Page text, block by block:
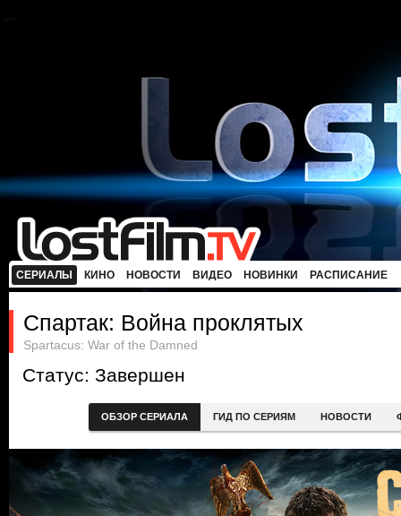
СЕРИАЛЫ КИНО НОВОСТИ ВИДЕО НОВИНКИ РАСПИСАНИЕ
Спартак: Война проклятых
Spartacus: War of the Damned
Статус: Завершен
ОБЗОР СЕРИАЛА ГИД ПО СЕРИЯМ НОВОСТИ